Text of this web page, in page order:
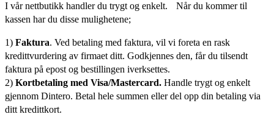
I vår nettbutikk handler du trygt og enkelt. Når du kommer til
kassen har du disse mulighetene;
1) Faktura. Ved betaling med faktura, vil vi foreta en rask
kredittvurdering av firmaet ditt. Godkjennes den, får du tilsendt
faktura på epost og bestillingen iverksettes.
2) Kortbetaling med Visa/Mastercard. Handle trygt og enkelt
gjennom Dintero. Betal hele summen eller del opp din betaling via
ditt kredittkort.